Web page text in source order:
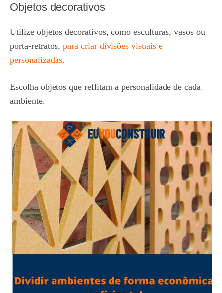
Objetos decorativos
Utilize objetos decorativos, como esculturas, vasos ou
porta-retratos, para criar divisões visuais e
personalizadas.
Escolha objetos que reflitam a personalidade de cada
ambiente.